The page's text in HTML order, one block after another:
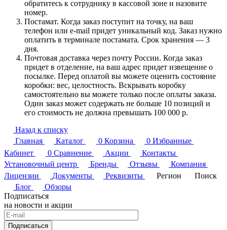
обратитесь к сотруднику в кассовой зоне и назовите
номер.
Постамат. Когда заказ поступит на точку, на ваш
телефон или e-mail придет уникальный код. Заказ нужно
оплатить в терминале постамата. Срок хранения — 3
дня.
Почтовая доставка через почту России. Когда заказ
придет в отделение, на ваш адрес придет извещение о
посылке. Перед оплатой вы можете оценить состояние
коробки: вес, целостность. Вскрывать коробку
самостоятельно вы можете только после оплаты заказа.
Один заказ может содержать не больше 10 позиций и
его стоимость не должна превышать 100 000 р.
Назад к списку
Главная
Каталог 0 Корзина 0 Избранные
Кабинет
0 Сравнение Акции
Контакты
Установочный центр
Бренды Отзывы
Компания
Лицензии
Документы Реквизиты Регион
Поиск
Блог
Обзоры
Подписаться
на новости и акции
Подписаться